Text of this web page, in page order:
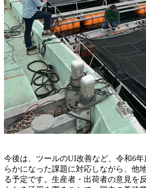
今後は、ツールのUI改善など、令和6
らかになった課題に対応しながら、他
る予定です。生産者・出荷者の意見を